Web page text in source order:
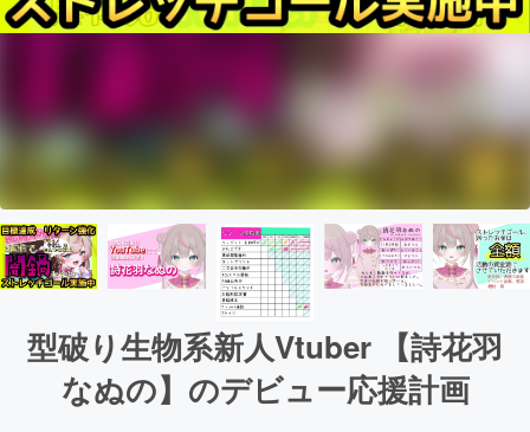
型破り生物系新人Vtuber 【詩花羽
なぬの】のデビュー応援計画